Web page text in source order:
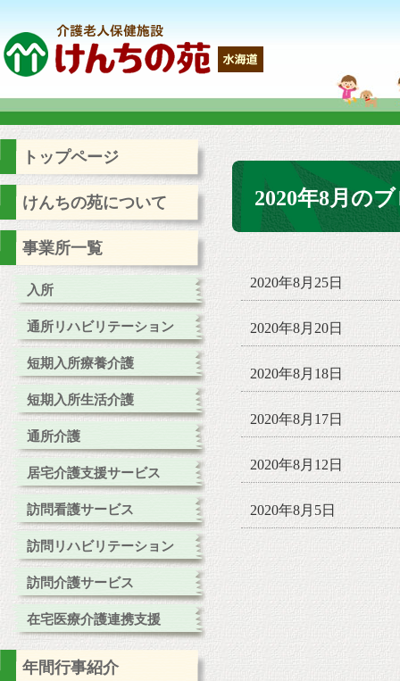
トップページ
けんちの苑について
事業所一覧
入所
通所リハビリテーション
短期入所療養介護
短期入所生活介護
通所介護
居宅介護支援サービス
訪問看護サービス
訪問リハビリテーション
訪問介護サービス
在宅医療介護連携支援
年間行事紹介
2020年8月の
2020年8月25日
2020年8月20日
2020年8月18日
2020年8月17日
2020年8月12日
2020年8月5日